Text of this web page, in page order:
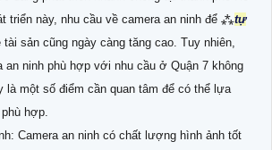
triển này, nhu cầu về camera an ninh để ⁂tự
sản cũng ngày càng tăng cao. Tuy nhiên,
an ninh phù hợp với nhu cầu ở Quận 7 không
là một số điểm cần quan tâm để có thể lựa
hợp.
Camera an ninh có chất lượng hình ảnh tốt